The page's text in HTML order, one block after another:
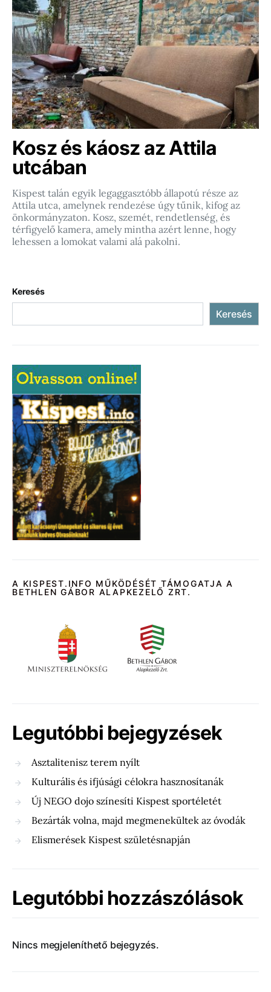
Kosz és káosz az Attila
utcában
Kispest talán egyik legaggasztóbb állapotú része az
Attila utca, amelynek rendezése úgy tűnik, kifog az
önkormányzaton. Kosz, szemét, rendetlenség, és
térfigyelő kamera, amely mintha azért lenne, hogy
lehessen a lomokat valami alá pakolni.
Keresés
Keresés
A KISPEST.INFO MŰKÖDÉSÉT TÁMOGATJA A
BETHLEN GÁBOR ALAPKEZELŐ ZRT.
Legutóbbi bejegyzések
Asztalitenisz terem nyílt
Kulturális és ifjúsági célokra hasznosítanák
Új NEGO dojo színesíti Kispest sportéletét
Bezárták volna, majd megmenekültek az óvodák
Elismerések Kispest születésnapján
Legutóbbi hozzászólások
Nincs megjeleníthető bejegyzés.